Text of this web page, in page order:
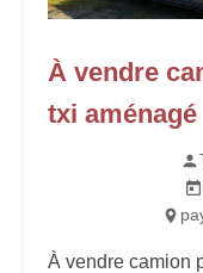
À vendre
txi aménagé
À vendre camion